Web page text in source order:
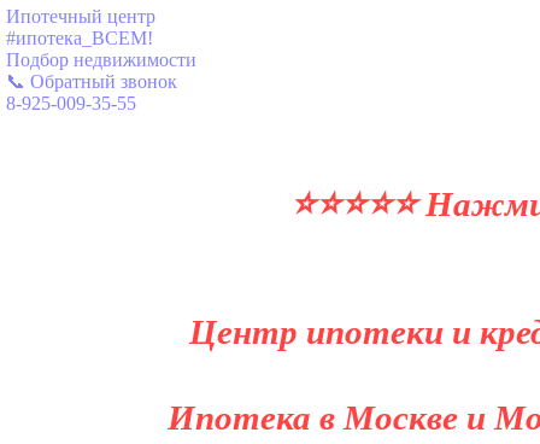
Ипотечный центр
#ипотека_ВСЕМ!
Подбор недвижимости
📞 Обратный звонок
8-925-009-35-55
⭐⭐⭐⭐⭐
Центр ипотеки и
Ипотека в Москве и